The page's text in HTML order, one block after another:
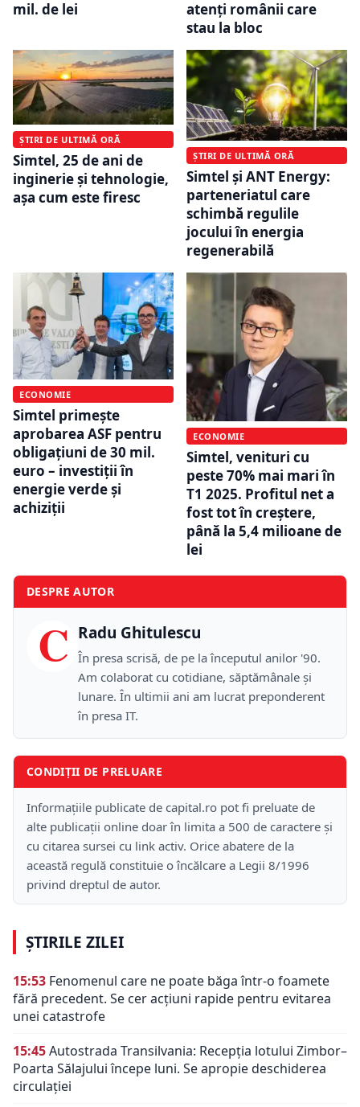
mil. de lei
atenți românii care
stau la bloc
ȘTIRI DE ULTIMĂ ORĂ
Simtel, 25 de ani de
inginerie și tehnologie,
așa cum este firesc
ȘTIRI DE ULTIMĂ ORĂ
Simtel și ANT Energy:
parteneriatul care
schimbă regulile
jocului în energia
regenerabilă
ECONOMIE
Simtel primește
aprobarea ASF pentru
obligațiuni de 30 mil.
euro – investiții în
energie verde și
achiziții
ECONOMIE
Simtel, venituri cu
peste 70% mai mari în
T1 2025. Profitul net a
fost tot în creștere,
până la 5,4 milioane de
lei
DESPRE AUTOR
C Radu Ghitulescu
În presa scrisă, de pe la începutul anilor '90.
Am colaborat cu cotidiane, săptămânale și
lunare. În ultimii ani am lucrat preponderent
în presa IT.
CONDIȚII DE PRELUARE
Informațiile publicate de capital.ro pot fi preluate de
alte publicații online doar în limita a 500 de caractere și
cu citarea sursei cu link activ. Orice abatere de la
această regulă constituie o încălcare a Legii 8/1996
privind dreptul de autor.
ȘTIRILE ZILEI
15:53 Fenomenul care ne poate băga într-o foamete
fără precedent. Se cer acțiuni rapide pentru evitarea
unei catastrofe
15:45Autostrada Transilvania: Recepția lotului Zimbor–
Poarta Sălajului începe luni. Se apropie deschiderea
circulației